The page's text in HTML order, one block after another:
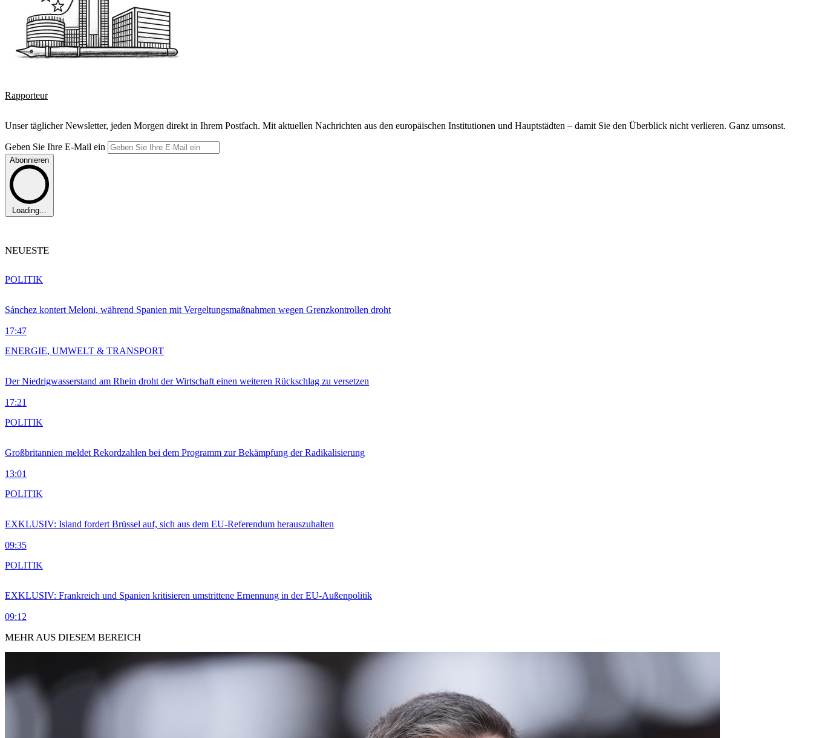
Rapporteur
Unser täglicher Newsletter, jeden Morgen direkt in Ihrem Postfach. Mit aktuellen Nachrichten aus den europäischen Institutionen und Hauptstädten – damit Sie den Überblick nicht verlieren. Ganz umsonst.
Geben Sie Ihre E-Mail ein
Abonnieren
Loading...
NEUESTE
Sánchez kontert Meloni, während Spanien mit Vergeltungsmaßnahmen wegen Grenzkontrollen droht
17:47
POLITIK
Der Niedrigwasserstand am Rhein droht der Wirtschaft einen weiteren Rückschlag zu versetzen
17:21
ENERGIE, UMWELT & TRANSPORT
Großbritannien meldet Rekordzahlen bei dem Programm zur Bekämpfung der Radikalisierung
13:01
POLITIK
EXKLUSIV: Island fordert Brüssel auf, sich aus dem EU-Referendum herauszuhalten
09:35
POLITIK
EXKLUSIV: Frankreich und Spanien kritisieren umstrittene Ernennung in der EU-Außenpolitik
09:12
POLITIK
MEHR AUS DIESEM BEREICH